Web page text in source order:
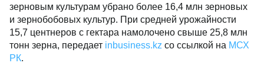
зерновым культурам убрано более 16,4 млн зерновых
и зернобобовых культур. При средней урожайности
15,7 центнеров с гектара намолочено свыше 25,8 млн
тонн зерна, передает inbusiness.kz со ссылкой на МСХ
РК.